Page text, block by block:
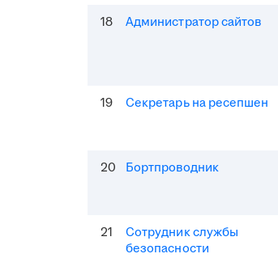
18 Администратор сайтов
19 Секретарь на ресепшен
20 Бортпроводник
21
Сотрудник службы
безопасности